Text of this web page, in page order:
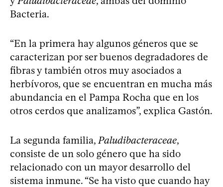
Bacteria.
“En la primera hay algunos géneros que se
caracterizan por ser buenos degradadores de
fibras y también otros muy asociados a
herbívoros, que se encuentran en mucha más
abundancia en el Pampa Rocha que en los
otros cerdos que analizamos”, explica Gastón.
La segunda familia, Paludibacteraceae,
consiste de un solo género que ha sido
relacionado con un mayor desarrollo del
sistema inmune. “Se ha visto que cuando hay